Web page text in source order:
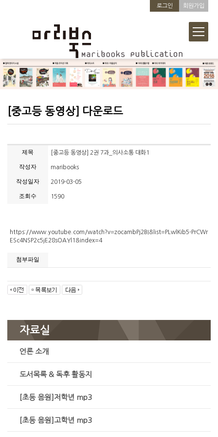
로그인 회원가입
[중고등 동영상] 다운로드
제목 [중고등 동영상] 2권 7과_의사소통 대화1
작성자 maribooks
작성일자 2019-03-05
조회수 1590
https://www.youtube.com/watch?v=zocambPj2BI&list=PLwlKib5-PrCWr
ESc4NSP2c5jE28sOAYl1&index=4
첨부파일
자료실
언론 소개
도서목록 & 독후 활동지
[초등 음원]저학년 mp3
[초등 음원]고학년 mp3